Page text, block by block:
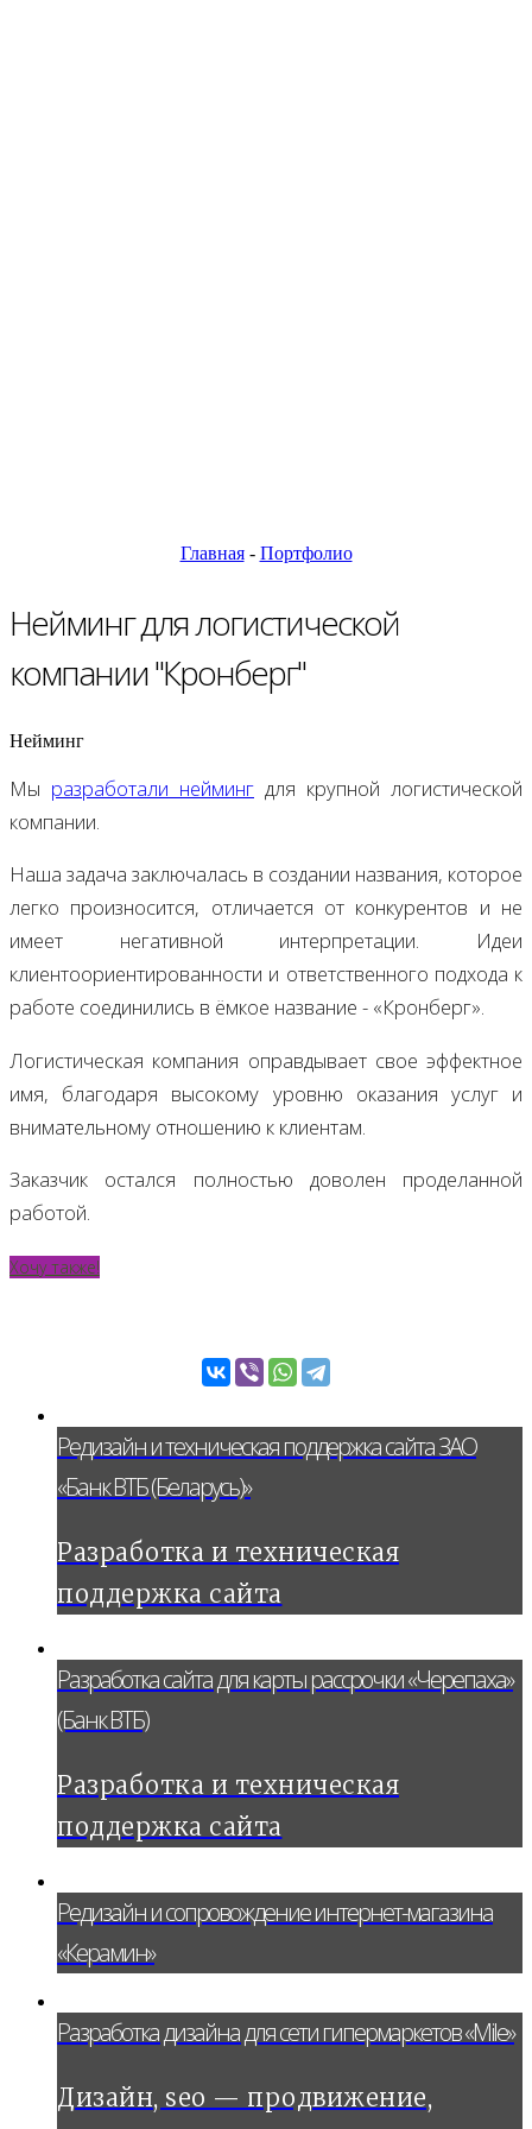
Главная- Портфолио
Нейминг для логистической
компании "Кронберг"
Нейминг
Мы разработали нейминг для крупной логистической
компании.
Наша задача заключалась в создании названия, которое
легко произносится, отличается от конкурентов и не
имеет негативной интерпретации. Идеи
клиентоориентированности и ответственного подхода к
работе соединились в ёмкое название - «Кронберг».
Логистическая компания оправдывает свое эффектное
имя, благодаря высокому уровню оказания услуг и
внимательному отношению к клиентам.
Заказчик остался полностью доволен проделанной
работой.
Хочу также!
Редизайн и техническая поддержка сайта ЗАО
«Банк ВТБ (Беларусь)»
Разработка и техническая
поддержка сайта
Разработка сайта для карты рассрочки «Черепаха»
(Банк ВТБ)
Разработка и техническая
поддержка сайта
Редизайн и сопровождение интернет-магазина
«Керамин»
Разработка дизайна для сети гипермаркетов «Mile»
Дизайн, seo — продвижение,